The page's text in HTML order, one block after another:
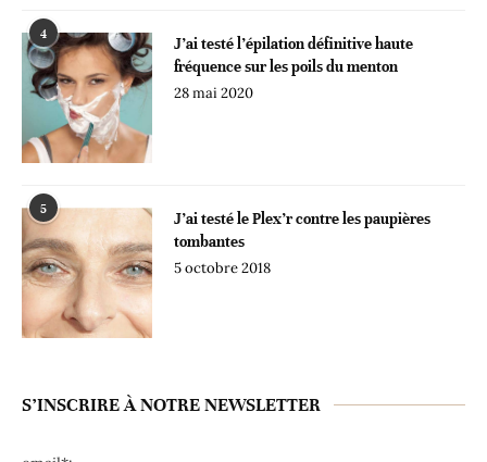
4
J’ai testé l’épilation définitive haute
fréquence sur les poils du menton
28 mai 2020
5
J’ai testé le Plex’r contre les paupières
tombantes
5 octobre 2018
S’INSCRIRE À NOTRE NEWSLETTER